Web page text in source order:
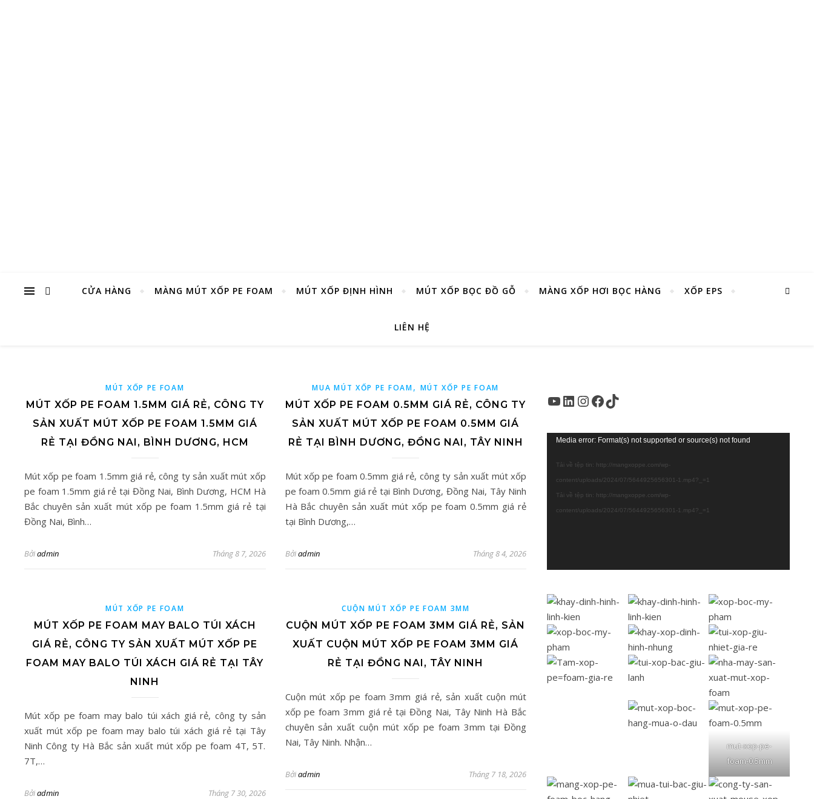
CỬA HÀNG MÀNG MÚT XỐP PE FOAM MÚT XỐP ĐỊNH HÌNH MÚT XỐP BỌC ĐỒ GỖ MÀNG XỐP HƠI BỌC HÀNG XỐP EPS
LIÊN HỆ
MÚT XỐP PE FOAM
MÚT XỐP PE FOAM 1.5MM GIÁ RẺ, CÔNG TY
SẢN XUẤT MÚT XỐP PE FOAM 1.5MM GIÁ
RẺ TẠI ĐỒNG NAI, BÌNH DƯƠNG, HCM
Mút xốp pe foam 1.5mm giá rẻ, công ty sản xuất mút xốp
pe foam 1.5mm giá rẻ tại Đồng Nai, Bình Dương, HCM Hà
Bắc chuyên sản xuất mút xốp pe foam 1.5mm giá rẻ tại
Đồng Nai, Bình…
Bởiadmin Tháng 8 7, 2026
MUA MÚT XỐP PE FOAM, MÚT XỐP PE FOAM
MÚT XỐP PE FOAM 0.5MM GIÁ RẺ, CÔNG TY
SẢN XUẤT MÚT XỐP PE FOAM 0.5MM GIÁ
RẺ TẠI BÌNH DƯƠNG, ĐỒNG NAI, TÂY NINH
Mút xốp pe foam 0.5mm giá rẻ, công ty sản xuất mút xốp
pe foam 0.5mm giá rẻ tại Bình Dương, Đồng Nai, Tây Ninh
Hà Bắc chuyên sản xuất mút xốp pe foam 0.5mm giá rẻ
tại Bình Dương,…
Bởiadmin Tháng 8 4, 2026
MÚT XỐP PE FOAM
MÚT XỐP PE FOAM MAY BALO TÚI XÁCH
GIÁ RẺ, CÔNG TY SẢN XUẤT MÚT XỐP PE
FOAM MAY BALO TÚI XÁCH GIÁ RẺ TẠI TÂY
NINH
Mút xốp pe foam may balo túi xách giá rẻ, công ty sản
xuất mút xốp pe foam may balo túi xách giá rẻ tại Tây
Ninh Công ty Hà Bắc sản xuất mút xốp pe foam 4T, 5T.
7T,…
Bởiadmin Tháng 7 30, 2026
CUỘN MÚT XỐP PE FOAM 3MM
CUỘN MÚT XỐP PE FOAM 3MM GIÁ RẺ, SẢN
XUẤT CUỘN MÚT XỐP PE FOAM 3MM GIÁ
RẺ TẠI ĐỒNG NAI, TÂY NINH
Cuộn mút xốp pe foam 3mm giá rẻ, sản xuất cuộn mút
xốp pe foam 3mm giá rẻ tại Đồng Nai, Tây Ninh Hà Bắc
chuyên sản xuất cuộn mút xốp pe foam 3mm tại Đồng
Nai, Tây Ninh. Nhận…
Bởiadmin Tháng 7 18, 2026
Youtube
LinkedIn
Instagram
Facebook
TikTok
Trình
Video
Media error: Format(s) not supported or source(s) not found
Tải về tệp tin: http://mangxoppe.com/wp-
content/uploads/2024/07/5644925656301-1.mp4?_=1
Tải về tệp tin: http://mangxoppe.com/wp-
content/uploads/2024/07/5644925656301-1.mp4?_=1
mut-xop-pe-
foam-0.5mm